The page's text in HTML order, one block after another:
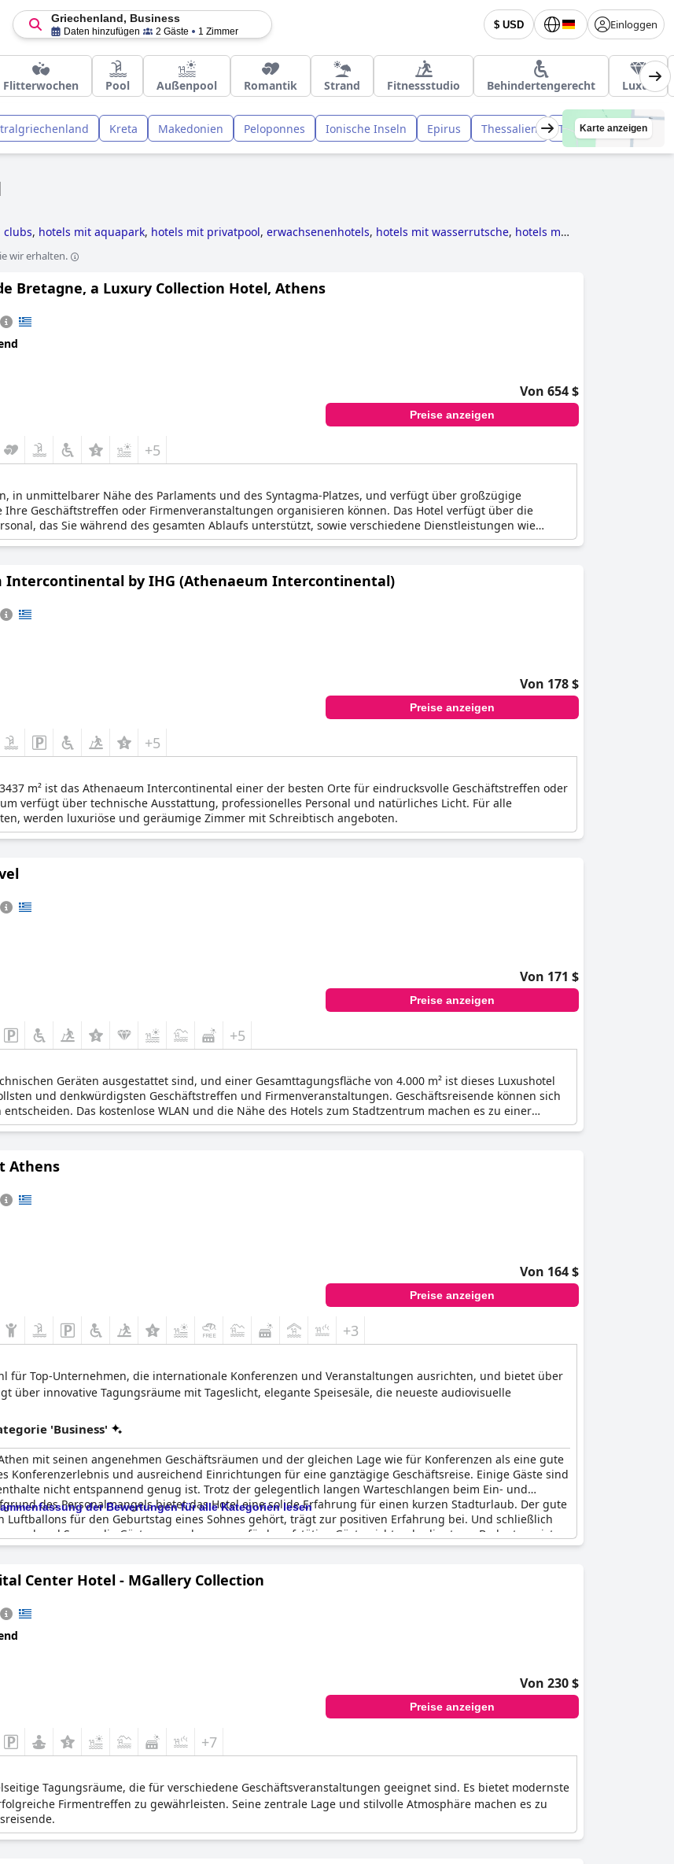
$ USD Einloggen
Griechenland, Business
Daten hinzufügen 2 Gäste 1 Zimmer
Flitterwochen Pool Außenpool Romantik Strand Fitnessstudio Behindertengerecht Luxus
Kreta Makedonien Peloponnes Ionische Inseln Epirus Thessalien ThrakienKarte anzeigen
clubs, hotels mit aquapark, hotels mit privatpool, erwachsenenhotels, hotels mit wasserrutsche, hotels mit
,hotels, die einige nachhaltige praktiken umgesetzt haben
andgünstige hotels.
wir erhalten.
Bretagne, a Luxury Collection Hotel, Athens
Von 654 $
Preise anzeigen
+5
in unmittelbarer Nähe des Parlaments und des Syntagma-Platzes, und verfügt über großzügige
Geschäftstreffen oder Firmenveranstaltungen organisieren können. Das Hotel verfügt über die
das Sie während des gesamten Ablaufs unterstützt, sowie verschiedene Dienstleistungen wie
des Hotels, das kostenlose WLAN und die luxuriösen Zimmer und Suiten mit Schreibtisch machen es
Intercontinental by IHG (Athenaeum Intercontinental)
Von 178 $
Preise anzeigen
+5
m² ist das Athenaeum Intercontinental einer der besten Orte für eindrucksvolle Geschäftstreffen oder
verfügt über technische Ausstattung, professionelles Personal und natürliches Licht. Für alle
werden luxuriöse und geräumige Zimmer mit Schreibtisch angeboten.
Von 171 $
Preise anzeigen
+5
Geräten ausgestattet sind, und einer Gesamttagungsfläche von 4.000 m² ist dieses Luxushotel
und denkwürdigsten Geschäftstreffen und Firmenveranstaltungen. Geschäftsreisende können sich
Das kostenlose WLAN und die Nähe des Hotels zum Stadtzentrum machen es zu einer
Athens
Von 164 $
Preise anzeigen
+3
für Top-Unternehmen, die internationale Konferenzen und Veranstaltungen ausrichten, und bietet über
über innovative Tagungsräume mit Tageslicht, elegante Speisesäle, die neueste audiovisuelle
'Business'
mit seinen angenehmen Geschäftsräumen und der gleichen Lage wie für Konferenzen als eine gute
Konferenzerlebnis und ausreichend Einrichtungen für eine ganztägige Geschäftsreise. Einige Gäste sind
nicht entspannend genug ist. Trotz der gelegentlich langen Warteschlangen beim Ein- und
des Personalmangels bietet das Hotel eine solide Erfahrung für einen kurzen Stadturlaub. Der gute
Luftballons für den Geburtstag eines Sohnes gehört, trägt zur positiven Erfahrung bei. Und schließlich
und Sauna die Gäste an, auch wenn er für berufstätige Gäste nicht unbedingt von Bedeutung ist,
Hyatt Athen eine ausgezeichnete Wahl für Städtereisen und Geschäftsreisende.
der Bewertungen für alle Kategorien lesen
Center Hotel - MGallery Collection
Von 230 $
Preise anzeigen
+7
Tagungsräume, die für verschiedene Geschäftsveranstaltungen geeignet sind. Es bietet modernste
Firmentreffen zu gewährleisten. Seine zentrale Lage und stilvolle Atmosphäre machen es zu